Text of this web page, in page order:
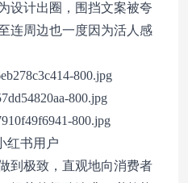
设计出圈，围挡文案被夸
连周边也一度因为活人感
红书用户
到极致，直观地向消费者